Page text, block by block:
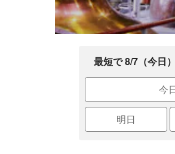
最短で 8/7（今日
今
明日